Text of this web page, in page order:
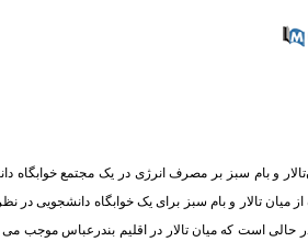
و بام سبز بر مصرف انرژی در یک مجتمع
تالار و بام سبز برای یک خوابگاه دانشجویی در
است که میان تالار در اقلیم بندرعباس موجب می